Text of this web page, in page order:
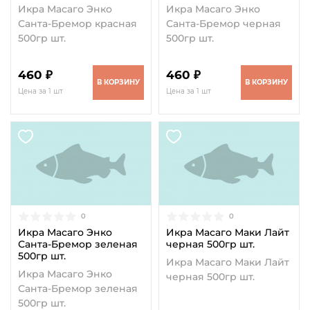
Икра Масаго Энко
Санта-Бремор красная
500гр шт.
460 ₽
Цена за 1 шт
В КОРЗИНУ
Икра Масаго Энко
Санта-Бремор черная
500гр шт.
460 ₽
Цена за 1 шт
В КОРЗИНУ
0
Икра Масаго Энко
Санта-Бремор зеленая
500гр шт.
Икра Масаго Энко
Санта-Бремор зеленая
500гр шт.
0
Икра Масаго Маки Лайт
черная 500гр шт.
Икра Масаго Маки Лайт
черная 500гр шт.